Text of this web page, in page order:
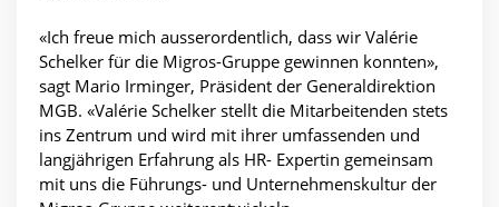
«Ich freue mich ausserordentlich, dass wir Valérie
Schelker für die Migros-Gruppe gewinnen konnten»,
sagt Mario Irminger, Präsident der Generaldirektion
MGB. «Valérie Schelker stellt die Mitarbeitenden stets
ins Zentrum und wird mit ihrer umfassenden und
langjährigen Erfahrung als HR- Expertin gemeinsam
mit uns die Führungs- und Unternehmenskultur der